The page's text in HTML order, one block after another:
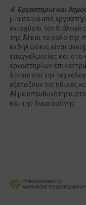
4. Εργαστήρια και
μια σειρά από
ενισχύσει τον διάλογο
της AI και το ρόλο της
εκδηλώσεις είναι
επαγγελματίες και στο
εργαστηρίων
δίκαιο και την
εξετάζουν τις ηθικές
AI με υπευθυνότητα
και της δικαιοσύνης.